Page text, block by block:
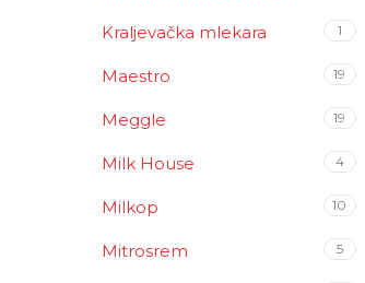
Kraljevačka mlekara 1
Maestro 19
Meggle 19
Milk House 4
Milkop 10
Mitrosrem 5